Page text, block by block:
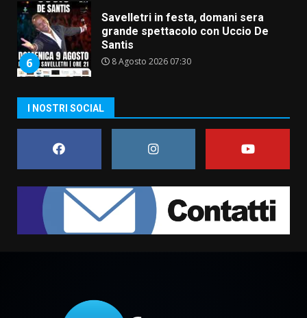
6
Savelletri in festa, domani sera
grande spettacolo con Uccio De
Santis
8 Agosto 2026 07:30
Politiche Giovanili e Mobilità
Sostenibile: premiati gli studenti
8 Agosto 2026 07:15
1
porto per Uccio De Santis: la
voce di Antonella Losavio
incanta la piazza
fasanesi”
I NOSTRI SOCIAL